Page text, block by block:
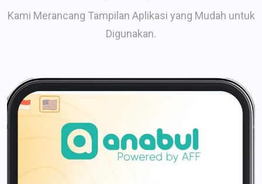
Kami Merancang Tampilan Aplikasi yang Mudah untuk
Digunakan.